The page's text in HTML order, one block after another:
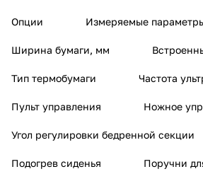
Опции Измеряемые
Ширина бумаги, мм
Тип термобумаги Частота
Пульт управления Ножное
Угол регулировки бедренной секции
Подогрев сиденья Поручни